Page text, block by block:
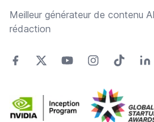
Meilleur générateur de contenu
rédaction